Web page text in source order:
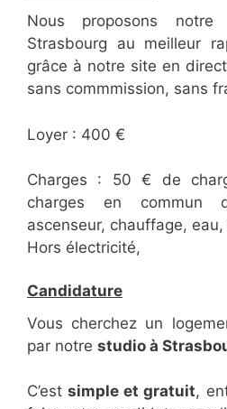
Nous proposons
Strasbourg au meilleur
grâce à notre site en
sans commmission, sans
Loyer : 400 €
Charges : 50 € de
charges en commun
ascenseur, chauffage,
Hors électricité,
Candidature
Vous cherchez un
par notre studio à
C’estsimple et gratuit,